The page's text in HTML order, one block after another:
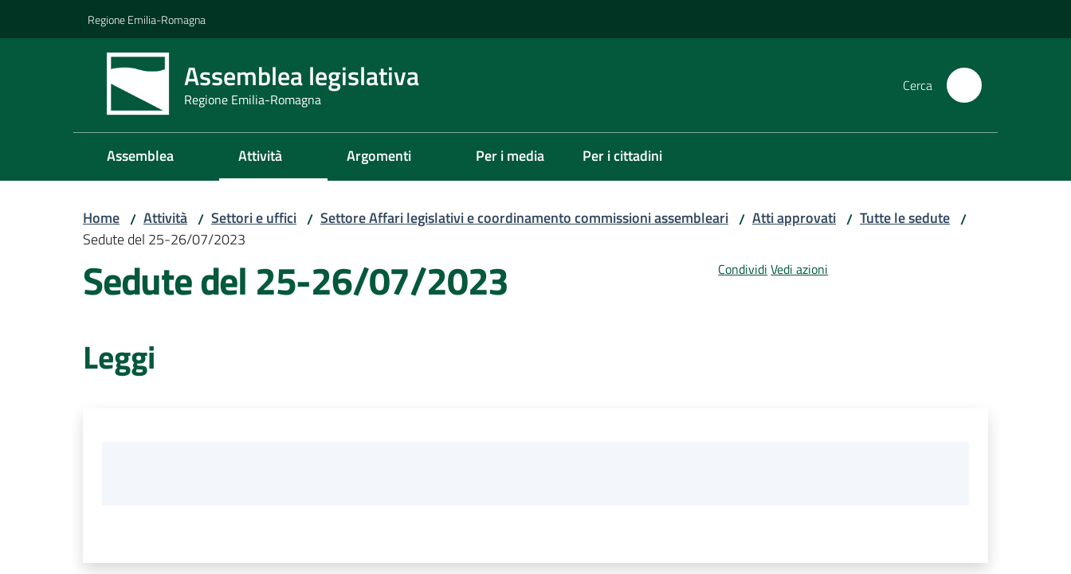
Regione Emilia-Romagna
Assemblea legislativa
Regione Emilia-Romagna
Cerca
Assemblea Attività Argomenti Per i media Per i cittadini
Home / Attività / Settori e uffici / Settore Affari legislativi e coordinamento commissioni assembleari / Atti approvati / Tutte le sedute /
Sedute del 25-26/07/2023
Sedute del 25-26/07/2023 Condividi Vedi azioni
Leggi